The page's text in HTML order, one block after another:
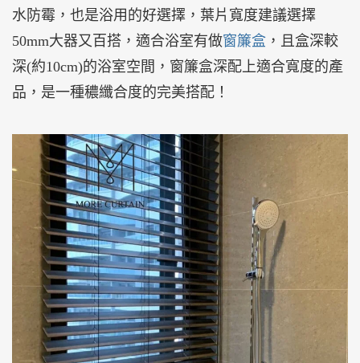
水防霉，也是浴用的好選擇，葉片寬度建議選擇
50mm大器又百搭，適合浴室有做窗簾盒 ，且盒深較
深(約10cm)的浴室空間，窗簾盒深配上適合寬度的產
品，是一種穠纖合度的完美搭配！